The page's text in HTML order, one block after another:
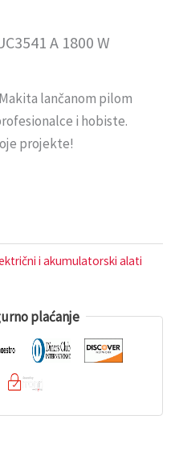
A 1800 W
lančanom pilom
i hobiste.
projekte!
i akumulatorski alati
plaćanje